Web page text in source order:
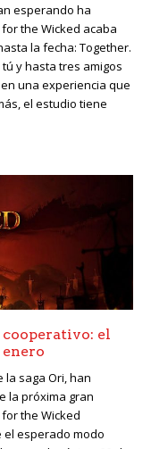
esperando ha
the Wicked acaba
la fecha: Together.
y hasta tres amigos
una experiencia que
el estudio tiene
el
enero
la saga Ori, han
la próxima gran
the Wicked
el esperado modo